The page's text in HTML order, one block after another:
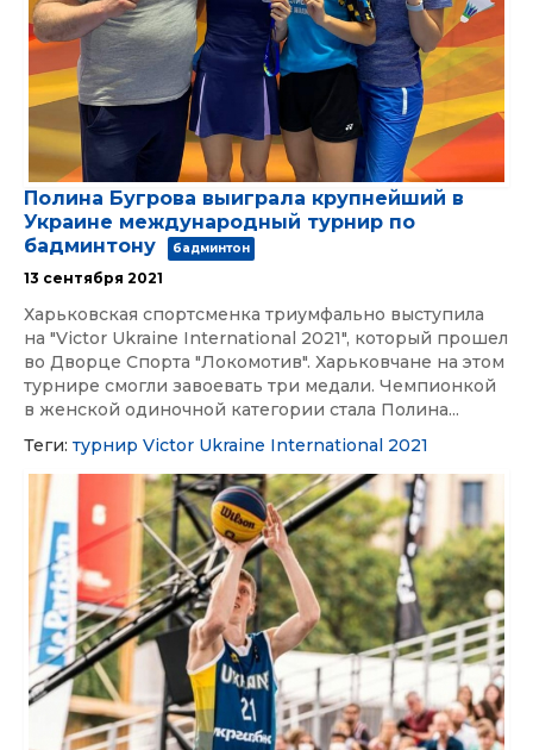
Полина Бугрова выиграла крупнейший в
Украине международный турнир по
бадминтону
бадминтон
13 сентября 2021
Харьковская спортсменка триумфально выступила
на "Victor Ukraine International 2021", который прошел
во Дворце Спорта "Локомотив". Харьковчане на этом
турнире смогли завоевать три медали. Чемпионкой
в женской одиночной категории стала Полина...
Теги: турнир Victor Ukraine International 2021